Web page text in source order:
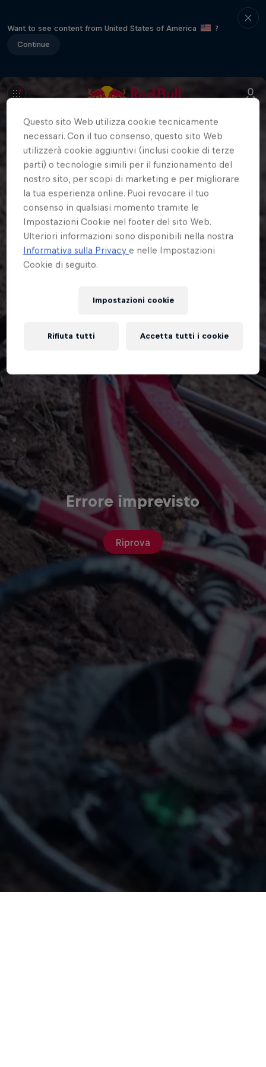
Want to see content from United States of America
?
Continue
Errore imprevisto
Riprova
Questo sito Web utilizza cookie tecnicamente
necessari. Con il tuo consenso, questo sito Web
utilizzerà cookie aggiuntivi (inclusi cookie di terze
parti) o tecnologie simili per il funzionamento del
nostro sito, per scopi di marketing e per migliorare
la tua esperienza online. Puoi revocare il tuo
consenso in qualsiasi momento tramite le
Impostazioni Cookie nel footer del sito Web.
Ulteriori informazioni sono disponibili nella nostra
Informativa sulla Privacye nelle Impostazioni
Cookie di seguito.
Impostazioni cookie
Rifiuta tutti Accetta tutti i cookie